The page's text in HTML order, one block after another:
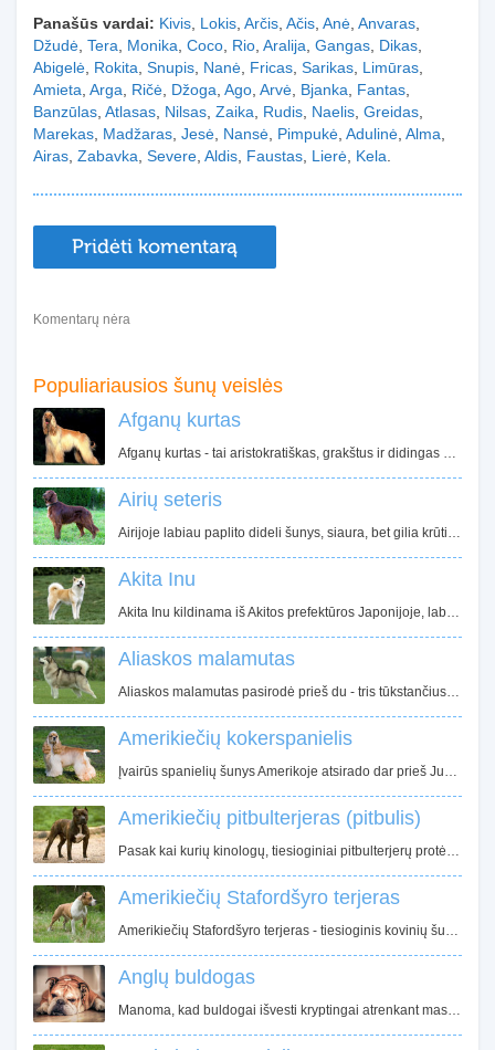
Panašūs vardai: Kivis, Lokis, Arčis, Ačis, Anė, Anvaras,
Džudė, Tera, Monika, Coco, Rio, Aralija, Gangas, Dikas,
Abigelė, Rokita, Snupis, Nanė, Fricas, Sarikas, Limūras,
Amieta, Arga, Ričė, Džoga, Ago, Arvė, Bjanka, Fantas,
Banzūlas, Atlasas, Nilsas, Zaika, Rudis, Naelis, Greidas,
Marekas, Madžaras, Jesė, Nansė, Pimpukė, Adulinė, Alma,
Airas, Zabavka, Severe, Aldis, Faustas, Lierė, Kela.
Pridėti komentarą
Komentarų nėra
Populiariausios šunų veislės
Afganų kurtas
Afganų kurtas - tai aristokratiškas, grakštus ir didingas šuo. Ilgas, prabangus afgano kailis pakeri daugelį šunų mylėtojų. Nors jis ir pasižymi puikiomis manieromis ir elgesiu, bet nereikėtų pamiršti, kad tai medžioklinis šuo turintis nepriklausomą charakterį.
Airių seteris
Airijoje labiau paplito dideli šunys, siaura, bet gilia krūtine, ilgais, plokščiais šonkauliais. Airių seteriai išsiskyrė tvirtomis galūnėmis, tarpus tarp kojų pirštų dengė standūs plaukai, kurie leido gerai judėti akmenuotomis Airijos kalvomis.
Akita Inu
Akita Inu kildinama iš Akitos prefektūros Japonijoje, labiausiai į šiaurę nutolusios vietovės Honsiu saloje. Iš čia ir pavadinimas Akita. Tuo tarpu Inu japonų kalboje reiškia šunį. Tiksliai nežinoma kada Akita Inu buvo prijaukinta, tačiau jau senuose raštuose užfiksuoti Akitos protėviai su tokiomis pat riestomis uodegomis ir stačiomis ausimis.
Aliaskos malamutas
Aliaskos malamutas pasirodė prieš du - tris tūkstančius metų Aliaskoje. Manoma, kad Aliaskos malamutai kilę iš arktinio vilko, todėl šios veislės kailio spalvos taip primena vilko spalvas - pilki atspalviai, tačiau pasitaiko smėlio, rausvos ar net baltos spalvos atstovų.
Amerikiečių kokerspanielis
Įvairūs spanielių šunys Amerikoje atsirado dar prieš Jungtinių Valstijų sukūrimą. Amerikiečių kokerspanielis tiesiogiai kilo iš anglų kokerspanielių. Tačiau, Jungtinėje Karalystėje ir JAV veisimas buvo vykdomas skirtingomis kryptimis, todėl atsirado reikšmingų skirtumų tarp amerikiečių ir anglų kokerspanielių.
Amerikiečių pitbulterjeras (pitbulis)
Pasak kai kurių kinologų, tiesioginiai pitbulterjerų protėviai yra senieji bul - and - terjerai, kurie XIX a. pradžioje buvo plačiai paplitę Didžiojoje Britanijoje ir JAV. 1835 metais kai Anglijoje buvo uždraustas viešas bulių pjudymas šunimis, kur buvo naudojami buldogai, kruvinų spektaklių gerbėjai, persiorientavo į šunų kovas ir žiurkių pjudymą šunimis.
Amerikiečių Stafordšyro terjeras
Amerikiečių Stafordšyro terjeras - tiesioginis kovinių šunų palikuonis, artimas amerikiečių pitbulterjero giminaitis. Didžiausias JAV kinologų klubas "American Kennel Club" (AKC), pradžioje nenorėjo oficialiai pripažinti pitbulterjerų veislės, turinčios sąsajų su kruvinomis šunų kovomis.
Anglų buldogas
Manoma, kad buldogai išvesti kryptingai atrenkant mastifus, siekiant sumažinti jų dydį, padidinti judrumą, sustiprinti ir prailginti sukandimą. Trumpesnis viršutinis žandikaulis leidžia šunims laisviau kvėpuoti sugriebus auką. Pradžioje buldogai buvo naudojami medžioklėje kaip varovai, vėliau - kaip piemenų šunys.